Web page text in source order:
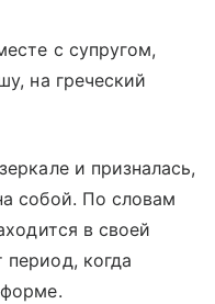
с супругом,
на греческий
и призналась,
собой. По словам
в своей
когда